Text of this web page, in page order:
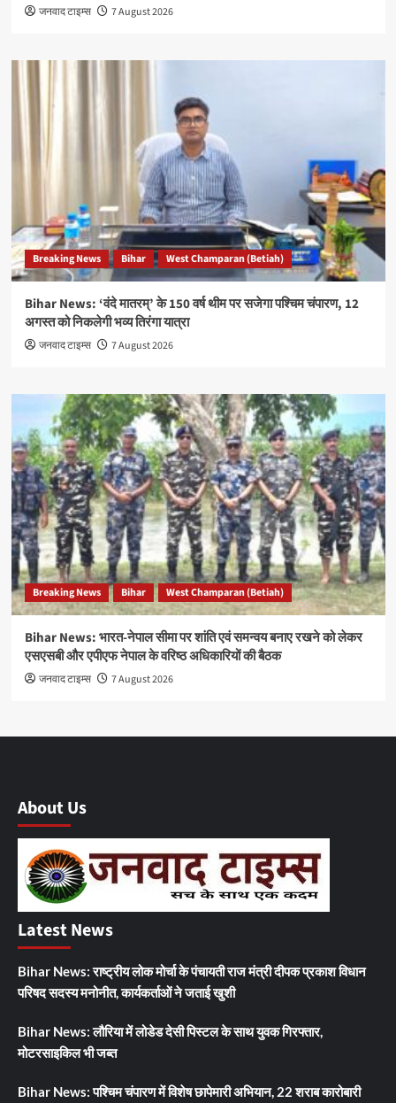
जनवाद टाइम्स 7 August 2026
Breaking News Bihar West Champaran (Betiah)
Bihar News: ‘वंदे मातरम्’ के 150 वर्ष थीम पर सजेगा पश्चिम चंपारण, 12
अगस्त को निकलेगी भव्य तिरंगा यात्रा
जनवाद टाइम्स 7 August 2026
Breaking News Bihar West Champaran (Betiah)
Bihar News: भारत-नेपाल सीमा पर शांति एवं समन्वय बनाए रखने को लेकर
एसएसबी और एपीएफ नेपाल के वरिष्ठ अधिकारियों की बैठक
जनवाद टाइम्स 7 August 2026
About Us
Latest News
Bihar News: राष्ट्रीय लोक मोर्चा के पंचायती राज मंत्री दीपक प्रकाश विधान
परिषद सदस्य मनोनीत, कार्यकर्ताओं ने जताई खुशी
Bihar News: लौरिया में लोडेड देसी पिस्टल के साथ युवक गिरफ्तार,
मोटरसाइकिल भी जब्त
Bihar News: पश्चिम चंपारण में विशेष छापेमारी अभियान, 22 शराब कारोबारी